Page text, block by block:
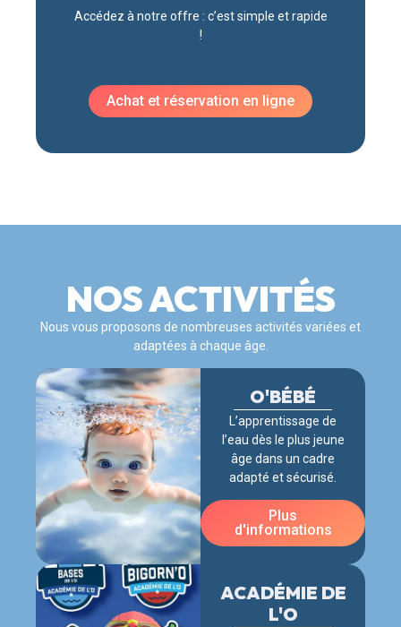
Accédez à notre offre : c’est simple et rapide
!
Achat et réservation en ligne
NOS ACTIVITÉS
Nous vous proposons de nombreuses activités variées et
adaptées à chaque âge.
O'BÉBÉ
L’apprentissage de
l’eau dès le plus jeune
âge dans un cadre
adapté et sécurisé.
Plus
d'informations
ACADÉMIE DE
L'O